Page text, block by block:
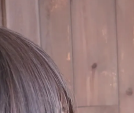
毎日